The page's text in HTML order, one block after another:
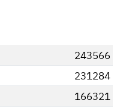
243566
231284
166321